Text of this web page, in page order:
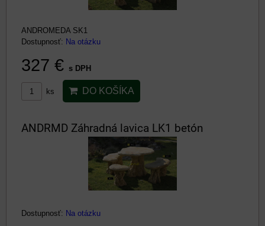
ANDROMEDA SK1
Dostupnosť: Na otázku
327 € s DPH
ks DO KOŠÍKA
ANDRMD Záhradná lavica LK1 betón
Dostupnosť: Na otázku